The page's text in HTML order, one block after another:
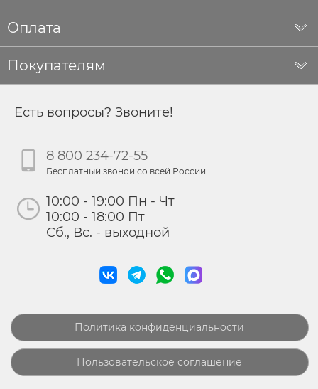
Оплата
Покупателям
Есть вопросы? Звоните!
8 800 234-72-55
Бесплатный звоной со всей России
10:00 - 19:00 Пн - Чт
10:00 - 18:00 Пт
Сб., Вс. - выходной
Политика конфиденциальности
Пользовательское соглашение